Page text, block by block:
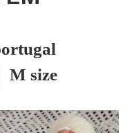
M size